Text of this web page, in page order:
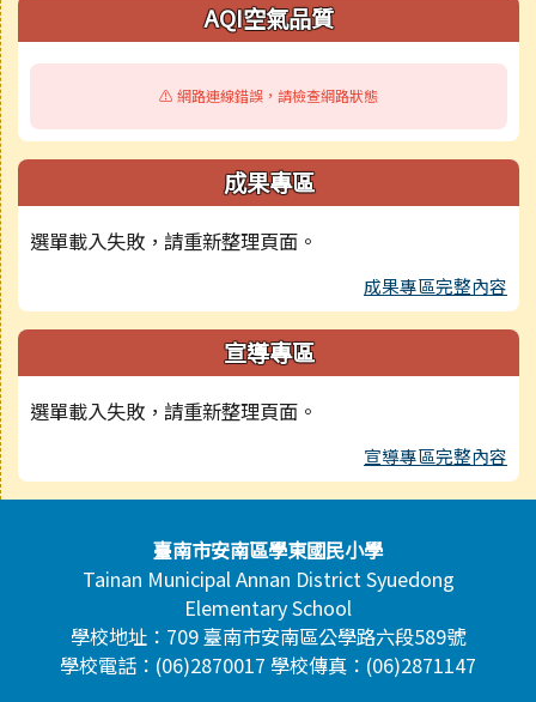
AQI空氣品質
⚠️ 網路連線錯誤，請檢查網路狀態
成果專區
選單載入失敗，請重新整理頁面。
成果專區完整內容
宣導專區
選單載入失敗，請重新整理頁面。
宣導專區完整內容
頁尾區域內容臺南市安南區學東國民小學
Tainan Municipal Annan District Syuedong
Elementary School
學校地址：709 臺南市安南區公學路六段589號
學校電話：(06)2870017 學校傳真：(06)2871147